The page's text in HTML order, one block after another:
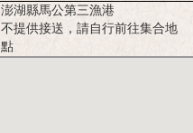
澎湖縣馬公第三漁港
不提供接送，請自行前往集合地
點